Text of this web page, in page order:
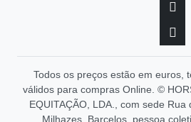
Todos os preços estão em euros,
válidos para compras Online. ©
EQUITAÇÃO, LDA., com sede Rua
Milhazes, Barcelos, pessoa